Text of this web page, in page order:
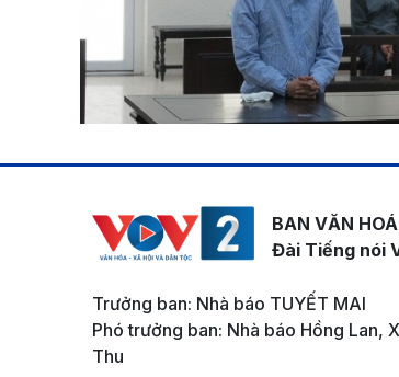
BAN VĂN
Đài Tiếng nói
Trưởng ban: Nhà báo TUYẾT MAI
Phó trưởng ban: Nhà báo Hồng Lan,
Thu